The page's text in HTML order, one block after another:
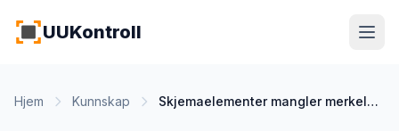
Hopp til hovedinnhold
UUKontroll
Hjem Kunnskap Skjemaelementer mangler merkelapp (label)